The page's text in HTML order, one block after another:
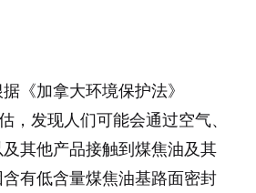
《加拿大环境保护法》
，发现人们可能会通过空气、
其他产品接触到煤焦油及其
有低含量煤焦油基路面密封